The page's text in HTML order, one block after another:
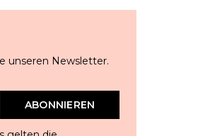
unseren Newsletter.
ABONNIEREN